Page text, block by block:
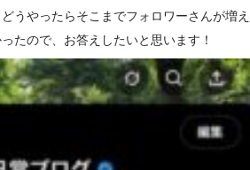
うやったらそこまでフォロワーさんが増え
たので、お答えしたいと思います！